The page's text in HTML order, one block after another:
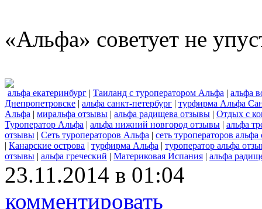
«Альфа» советует не
альфа екатеринбург | Таиланд с туроператором Альфа | альфа
Днепропетровске | альфа санкт-петербург | турфирма Альфа
Альфа | миральфа отзывы | альфа радищева отзывы | Отдых с
Туроператор Альфа | альфа нижний новгород отзывы | альфа
отзывы | Сеть туроператоров Альфа | сеть туроператоров
| Канарские острова | турфирма Альфа | туроператор альфа
отзывы | альфа греческий | Материковая Испания | альфа
23.11.2014 в 01:04
комментировать